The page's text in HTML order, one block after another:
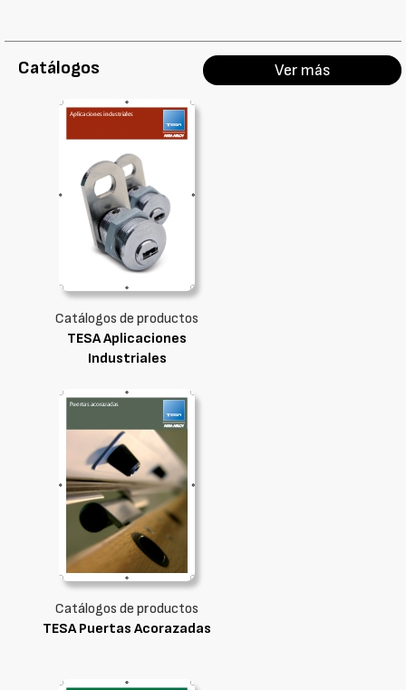
Catálogos Ver más
Catálogos de productos
TESA Aplicaciones
Industriales
Catálogos de productos
TESA Puertas Acorazadas